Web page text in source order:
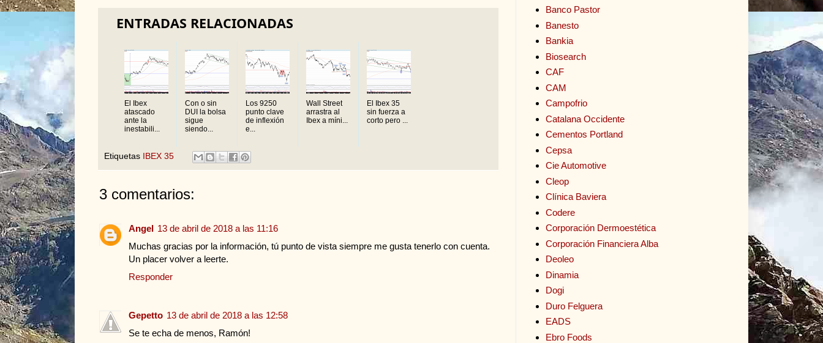
ENTRADAS RELACIONADAS
El Ibex
atascado
ante la
inestabili...
Con o sin
DUI la bolsa
sigue
siendo...
Los 9250
punto clave
de inflexión
e...
Wall Street
arrastra al
Ibex a míni...
El Ibex 35
sin fuerza a
corto pero ...
Etiquetas IBEX 35
3 comentarios:
Angel 13 de abril de 2018 a las 11:16
Muchas gracias por la información, tú punto de vista siempre me gusta tenerlo con cuenta.
Un placer volver a leerte.
Responder
Gepetto 13 de abril de 2018 a las 12:58
Se te echa de menos, Ramón!
Banco Pastor
Banesto
Bankia
Biosearch
CAF
CAM
Campofrio
Catalana Occidente
Cementos Portland
Cepsa
Cie Automotive
Cleop
Clínica Baviera
Codere
Corporación Dermoestética
Corporación Financiera Alba
Deoleo
Dinamia
Dogi
Duro Felguera
EADS
Ebro Foods